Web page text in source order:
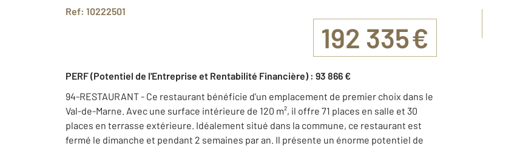
Ref: 10222501
192 335 €
PERF (Potentiel de l'Entreprise et Rentabilité Financière) : 93 866 €
94-RESTAURANT - Ce restaurant bénéficie d'un emplacement de premier choix dans le
Val-de-Marne. Avec une surface intérieure de 120 m², il offre 71 places en salle et 30
places en terrasse extérieure. Idéalement situé dans la commune, ce restaurant est
fermé le dimanche et pendant 2 semaines par an. Il présente un énorme potentiel de